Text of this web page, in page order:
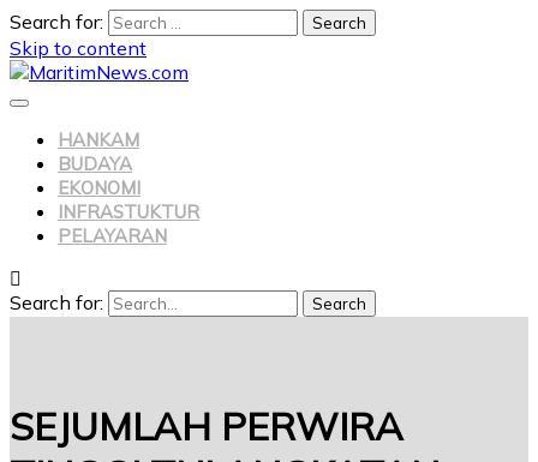
Search for:
Skip to content
HANKAM
BUDAYA
EKONOMI
INFRASTUKTUR
PELAYARAN
Search for: Search
SEJUMLAH PERWIRA